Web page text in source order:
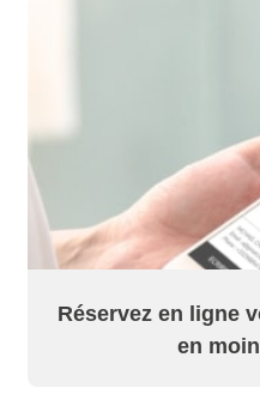
Réservez en ligne
en